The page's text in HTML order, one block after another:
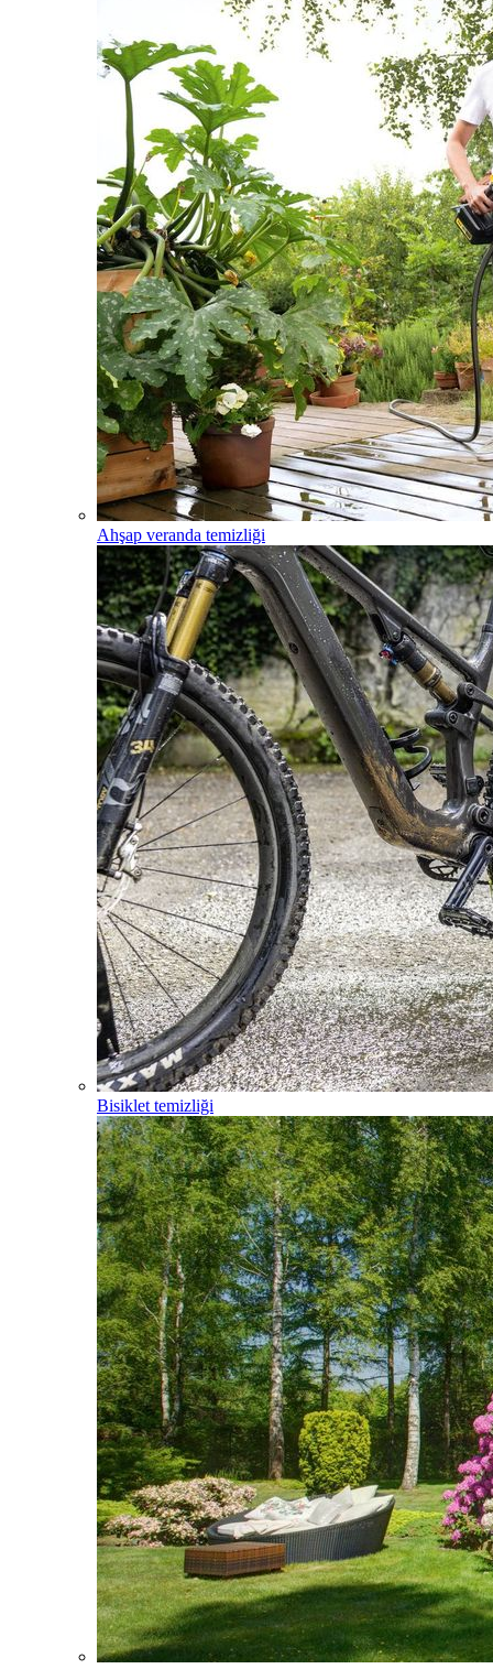
Ahşap veranda temizliği
Bisiklet temizliği